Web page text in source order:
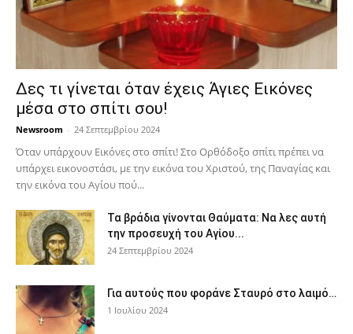
Δες τι γίνεται όταν έχεις Άγιες Εικόνες
μέσα στο σπίτι σου!
Newsroom - 24 Σεπτεμβρίου 2024
Όταν υπάρχουν Εικόνες στο σπίτι! Στο Ορθόδοξο σπίτι πρέπει να
υπάρχει εικονοστάσι, με την εικόνα του Χριστού, της Παν­αγίας και
την εικόνα του Αγίου πού...
Τα βράδια γίνονται Θαύματα: Να λες αυτή
την προσευχή του Αγίου...
24 Σεπτεμβρίου 2024
Για αυτούς που φοράνε Σταυρό στο λαιμό…
1 Ιουλίου 2024